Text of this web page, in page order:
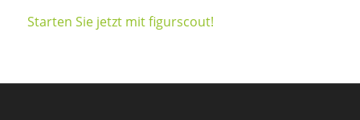
Starten Sie jetzt mit figurscout!